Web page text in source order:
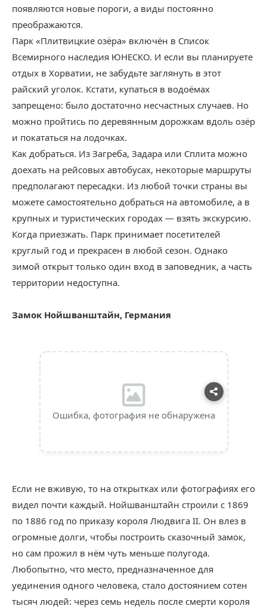
появляются новые пороги, а виды постоянно
преображаются.
Парк «Плитвицкие озёра» включён в Список
Всемирного наследия ЮНЕСКО. И если вы планируете
отдых в Хорватии, не забудьте заглянуть в этот
райский уголок. Кстати, купаться в водоёмах
запрещено: было достаточно несчастных случаев. Но
можно пройтись по деревянным дорожкам вдоль озёр
и покататься на лодочках.
Как добраться. Из Загреба, Задара или Сплита можно
доехать на рейсовых автобусах, некоторые маршруты
предполагают пересадки. Из любой точки страны вы
можете самостоятельно добраться на автомобиле, а в
крупных и туристических городах — взять экскурсию.
Когда приезжать. Парк принимает посетителей
круглый год и прекрасен в любой сезон. Однако
зимой открыт только один вход в заповедник, а часть
территории недоступна.
Замок Нойшванштайн, Германия
Ошибка, фотография не обнаружена
Если не вживую, то на открытках или фотографиях его
видел почти каждый. Нойшванштайн строили с 1869
по 1886 год по приказу короля Людвига II. Он влез в
огромные долги, чтобы построить сказочный замок,
но сам прожил в нём чуть меньше полугода.
Любопытно, что место, предназначенное для
уединения одного человека, стало достоянием сотен
тысяч людей: через семь недель после смерти короля